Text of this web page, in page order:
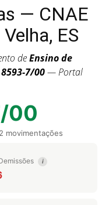
— CNAE
ES
deEnsino de
8593-7/00— Portal
00
movimentações
i